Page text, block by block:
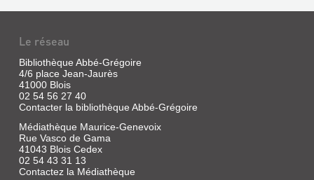
Le réseau
Bibliothèque Abbé-Grégoire
4/6 place Jean-Jaurès
41000 Blois
02 54 56 27 40
Contacter la bibliothèque Abbé-Grégoire
Médiathèque Maurice-Genevoix
Rue Vasco de Gama
41043 Blois Cedex
02 54 43 31 13
Contactez la Médiathèque